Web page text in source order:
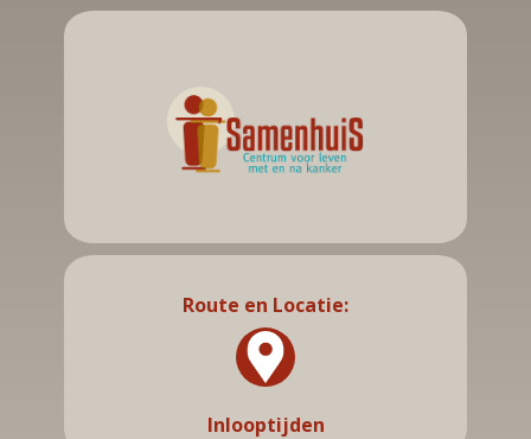
Route en Locatie:
Inlooptijden